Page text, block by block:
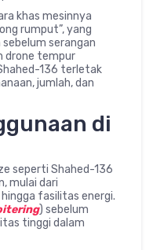
khas mesinnya
rumput”, yang
serangan
drone tempur
136 terletak
jumlah, dan
di
seperti Shahed-136
mulai dari
fasilitas energi.
) sebelum
tinggi dalam